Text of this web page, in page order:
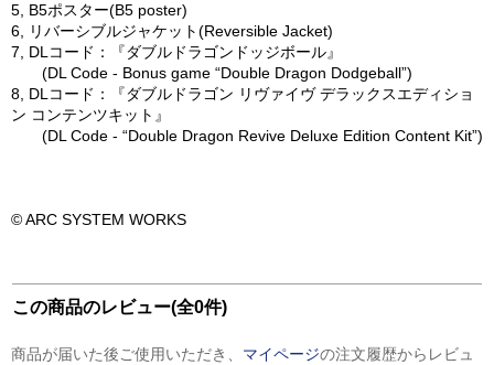
5, B5ポスター(B5 poster)
6, リバーシブルジャケット(Reversible Jacket)
7, DLコード：『ダブルドラゴンドッジボール』
(DL Code - Bonus game “Double Dragon Dodgeball”)
8, DLコード：『ダブルドラゴン リヴァイヴ デラックスエディショ
ン コンテンツキット』
(DL Code - “Double Dragon Revive Deluxe Edition Content Kit”)
© ARC SYSTEM WORKS
この商品のレビュー(全0件)
商品が届いた後ご使用いただき、 マイページの注文履歴からレビュ